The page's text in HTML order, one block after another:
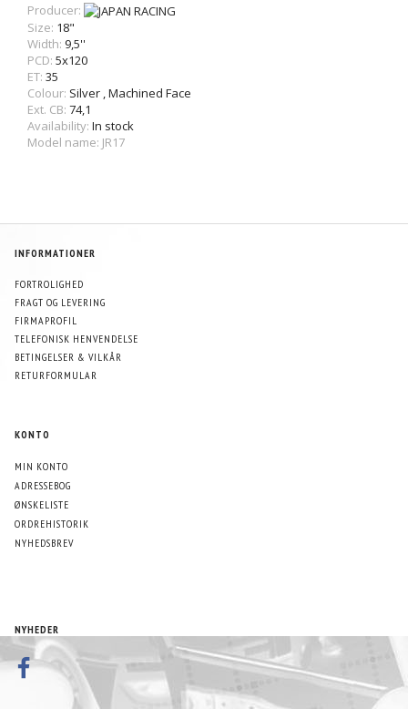
Producer:
Size: 18"
Width: 9,5''
PCD: 5x120
ET: 35
Colour: Silver ,Machined Face
Ext. CB: 74,1
Availability: In stock
Model name: JR17
INFORMATIONER
FORTROLIGHED
FRAGT OG LEVERING
FIRMAPROFIL
TELEFONISK HENVENDELSE
BETINGELSER & VILKÅR
RETURFORMULAR
KONTO
MIN KONTO
ADRESSEBOG
ØNSKELISTE
ORDREHISTORIK
NYHEDSBREV
NYHEDER